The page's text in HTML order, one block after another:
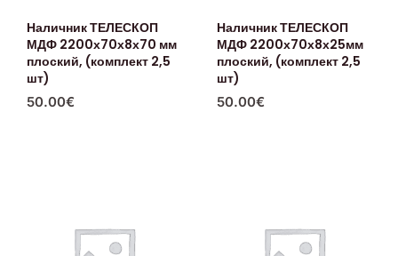
Наличник ТЕЛЕСКОП
МДФ 2200х70х8х70 мм
плоский, (комплект 2,5
шт)
50.00€
Наличник ТЕЛЕСКОП
МДФ 2200х70х8х25мм
плоский, (комплект 2,5
шт)
50.00€